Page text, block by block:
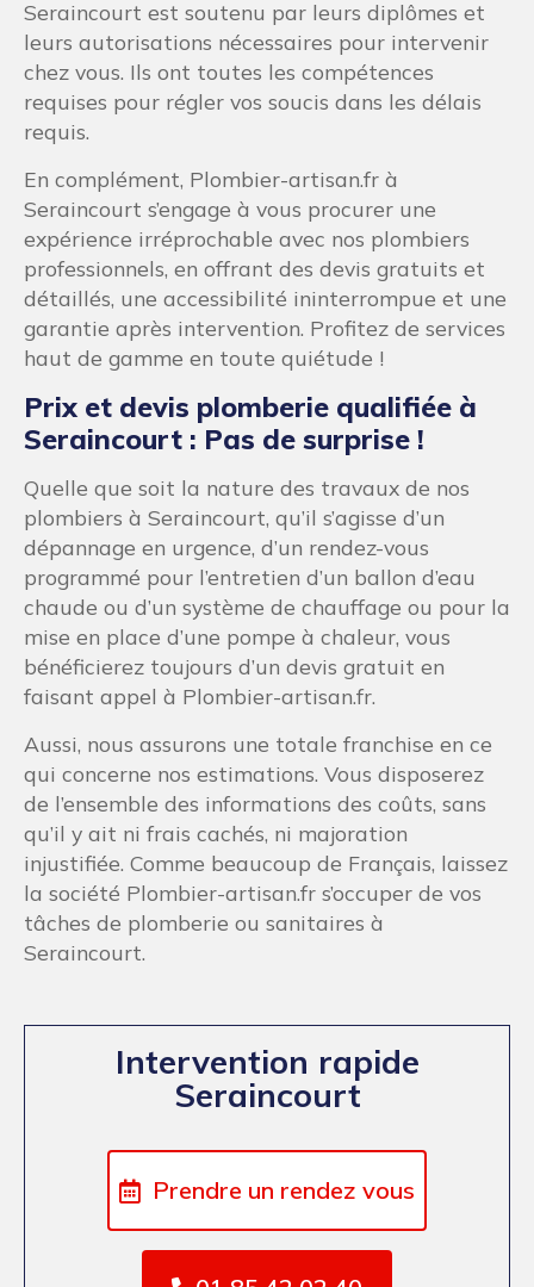
Seraincourt est soutenu par leurs diplômes et
leurs autorisations nécessaires pour intervenir
chez vous. Ils ont toutes les compétences
requises pour régler vos soucis dans les délais
requis.
En complément, Plombier-artisan.fr à
Seraincourt s’engage à vous procurer une
expérience irréprochable avec nos plombiers
professionnels, en offrant des devis gratuits et
détaillés, une accessibilité ininterrompue et une
garantie après intervention. Profitez de services
haut de gamme en toute quiétude !
Prix et devis plomberie qualifiée à
Seraincourt : Pas de surprise !
Quelle que soit la nature des travaux de nos
plombiers à Seraincourt, qu’il s’agisse d’un
dépannage en urgence, d’un rendez-vous
programmé pour l’entretien d’un ballon d’eau
chaude ou d’un système de chauffage ou pour la
mise en place d’une pompe à chaleur, vous
bénéficierez toujours d’un devis gratuit en
faisant appel à Plombier-artisan.fr.
Aussi, nous assurons une totale franchise en ce
qui concerne nos estimations. Vous disposerez
de l’ensemble des informations des coûts, sans
qu’il y ait ni frais cachés, ni majoration
injustifiée. Comme beaucoup de Français, laissez
la société Plombier-artisan.fr s’occuper de vos
tâches de plomberie ou sanitaires à
Seraincourt.
Intervention rapide
Seraincourt
Prendre un rendez vous